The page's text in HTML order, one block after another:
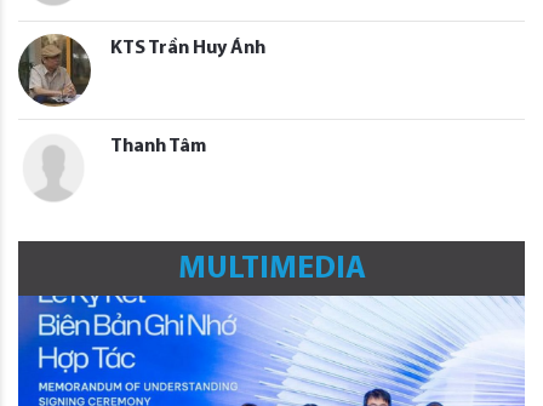
KTS Trần Huy Ánh
Thanh Tâm
MULTIMEDIA